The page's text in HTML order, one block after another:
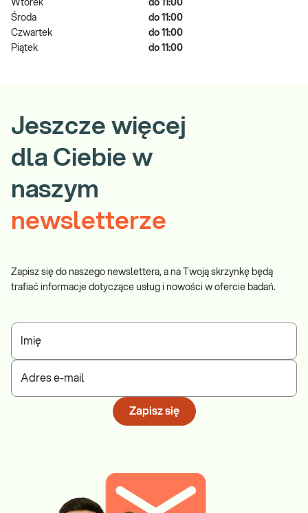
Wtorek
do 11:00
Środa
do 11:00
Czwartek
do 11:00
Piątek
do 11:00
Jeszcze więcej
dla Ciebie w
naszym
newsletterze
Zapisz się do naszego newslettera, a na Twoją skrzynkę będą
trafiać informacje dotyczące usług i nowości w ofercie badań.
Imię
Adres e-mail
Zapisz się